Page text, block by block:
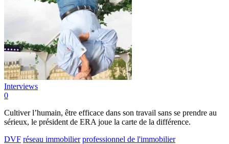
Interviews
0
Cultiver l’humain, être efficace dans son travail sans se prendre au
sérieux, le président de ERA joue la carte de la différence.
DVF réseau immobilier professionnel de l'immobilier